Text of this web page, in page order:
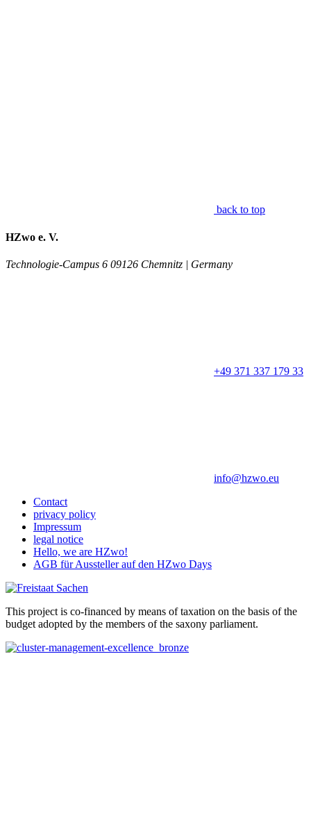
back to top
HZwo e. V.
Technologie-Campus 6 09126 Chemnitz | Germany
+49 371 337 179 33
info@hzwo.eu
Contact
privacy policy
Impressum
legal notice
Hello, we are HZwo!
AGB für Aussteller auf den HZwo Days
This project is co-financed by means of taxation on the basis of the
budget adopted by the members of the saxony parliament.